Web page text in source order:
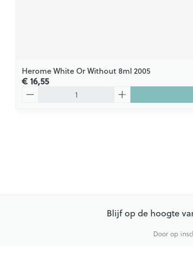
Herome White Or Without 8ml 2005
€ 16,55
Blijf op de hoogte
Door op